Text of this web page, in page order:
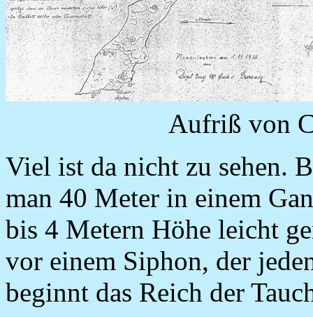
Aufriß von
Viel ist da nicht zu sehen.
man 40 Meter in einem
bis 4 Metern Höhe leicht
vor einem Siphon, der
beginnt das Reich der